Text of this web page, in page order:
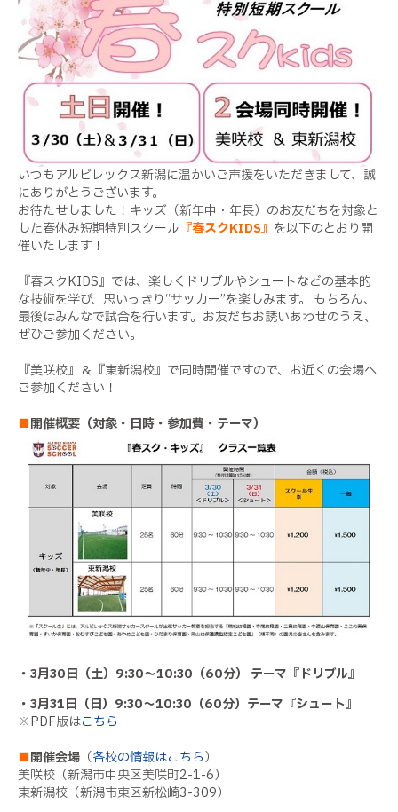
いつもアルビレックス新潟に温かいご声援をいただきまして、誠
にありがとうございます。
お待たせしました！キッズ（新年中・年長）のお友だちを対象と
した春休み短期特別スクール 『春スクKIDS』 を以下のとおり開
催いたします！
『春スクKIDS』では、楽しくドリブルやシュートなどの基本的
な技術を学び、思いっきり“サッカー”を楽しみます。
もちろん、
最後はみんなで試合を行います。お友だちお誘いあわせのうえ、
ぜひご参加ください。
『美咲校』＆『東新潟校』で同時開催ですので、お近くの会場へ
ご参加ください！
■開催概要（対象・日時・参加費・テーマ）
・ 3月30日（土） 9:30～10:30 （60分）
テーマ『ドリブル』
・ 3月31日（日） 9:30～10:30 （60分）テーマ『シュート』
※PDF版はこちら
■開催会場 （各校の情報はこちら）
美咲校（新潟市中央区美咲町2-1-6）
東新潟校（新潟市東区新松崎3-309）